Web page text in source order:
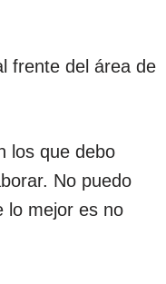
frente del área de
los que debo
No puedo
lo mejor es no